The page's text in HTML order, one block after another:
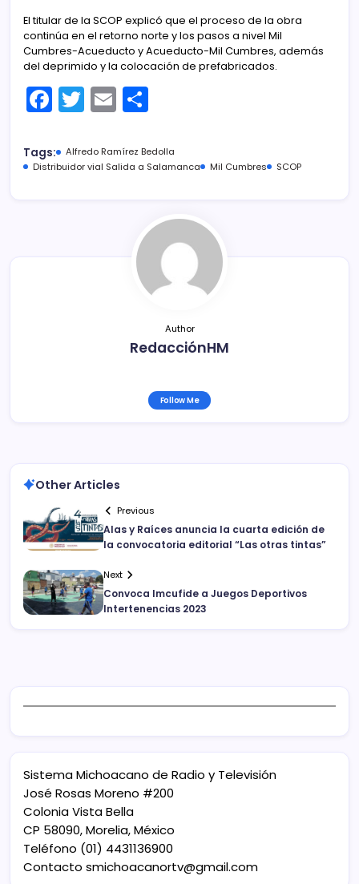
El titular de la SCOP explicó que el proceso de la obra
continúa en el retorno norte y los pasos a nivel Mil
Cumbres-Acueducto y Acueducto-Mil Cumbres, además
del deprimido y la colocación de prefabricados.
F
a
c
e
T
w
itt
er
E
m
ai
l
m
p
tir
Tags:
Alfredo Ramírez Bedolla
Distribuidor vial Salida a Salamanca
Mil Cumbres SCOP
Author
RedacciónHM
Follow Me
Other Articles
Previous
Alas y Raíces anuncia la cuarta edición de
la convocatoria editorial “Las otras tintas”
Next
Convoca Imcufide a Juegos Deportivos
Intertenencias 2023
Sistema Michoacano de Radio y Televisión
José Rosas Moreno #200
Colonia Vista Bella
CP 58090, Morelia, México
Teléfono (01) 4431136900
Contacto smichoacanortv@gmail.com